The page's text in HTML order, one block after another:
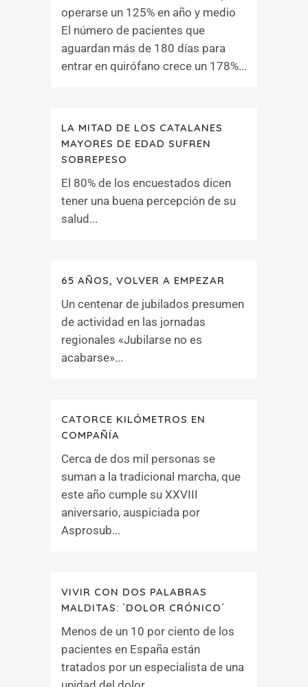
operarse un 125% en año y medio
El número de pacientes que
aguardan más de 180 días para
entrar en quirófano crece un 178%...
LA MITAD DE LOS CATALANES
MAYORES DE EDAD SUFREN
SOBREPESO
El 80% de los encuestados dicen
tener una buena percepción de su
salud...
65 AÑOS, VOLVER A EMPEZAR
Un centenar de jubilados presumen
de actividad en las jornadas
regionales «Jubilarse no es
acabarse»...
CATORCE KILÓMETROS EN
COMPAÑÍA
Cerca de dos mil personas se
suman a la tradicional marcha, que
este año cumple su XXVIII
aniversario, auspiciada por
Asprosub...
VIVIR CON DOS PALABRAS
MALDITAS: ´DOLOR CRÓNICO´
Menos de un 10 por ciento de los
pacientes en España están
tratados por un especialista de una